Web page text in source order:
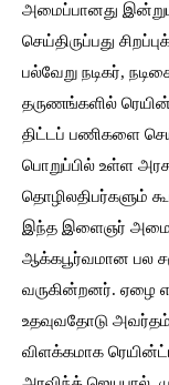
அமைப்பானது
செய்திருப்பது
பல்வேறு நடிகர்,
தருணங்களில்
திட்டப் பணிகளை
பொறுப்பில் உள்ள
தொழிலதிபர்களும்
இந்த இளைஞர்
ஆக்கபூர்வமான பல
வருகின்றனர். ஏழை
உதவுவதோடு
விளக்கமாக